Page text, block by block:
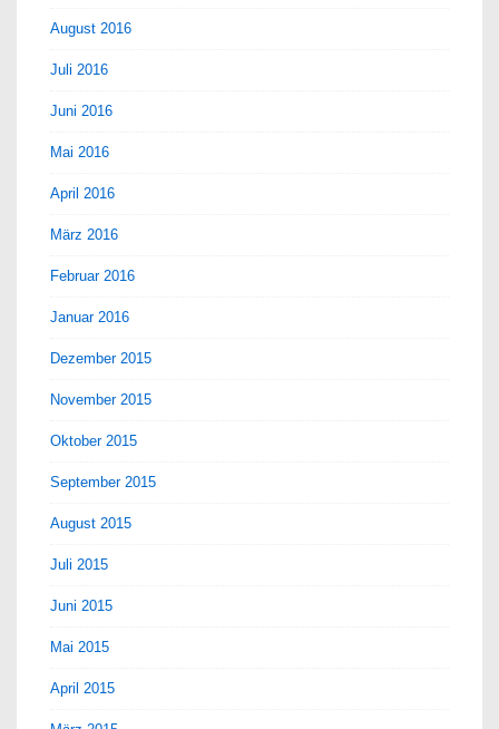
August 2016
Juli 2016
Juni 2016
Mai 2016
April 2016
März 2016
Februar 2016
Januar 2016
Dezember 2015
November 2015
Oktober 2015
September 2015
August 2015
Juli 2015
Juni 2015
Mai 2015
April 2015